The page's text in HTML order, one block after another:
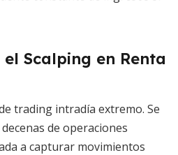
Scalping en Renta
trading intradía extremo. Se
de operaciones
a capturar movimientos